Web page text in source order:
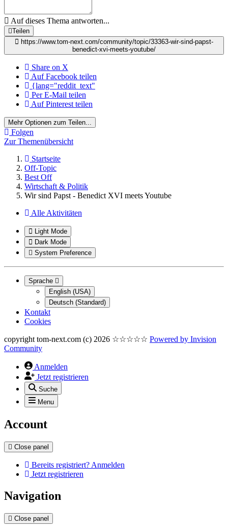
Auf dieses Thema antworten...
Teilen
https://www.tom-next.com/community/topic/33363-wir-sind-papst-
benedict-xvi-meets-youtube/
Share on X
Auf Facebook teilen
{lang="reddit_text"
Per E-Mail teilen
Auf Pinterest teilen
Mehr Optionen zum Teilen...
Folgen
Zur Themenübersicht
Startseite
Off-Topic
Best Off
Wirtschaft & Politik
Wir sind Papst - Benedict XVI meets Youtube
Alle Aktivitäten
Light Mode
Dark Mode
System Preference
Sprache
English (USA)
Deutsch (Standard)
Kontakt
Cookies
copyright tom-next.com (c) 2026 ☆☆☆☆☆ Powered by Invision
Community
Anmelden
Jetzt registrieren
Suche
Menu
Account
Close panel
Bereits registriert? Anmelden
Jetzt registrieren
Navigation
Close panel